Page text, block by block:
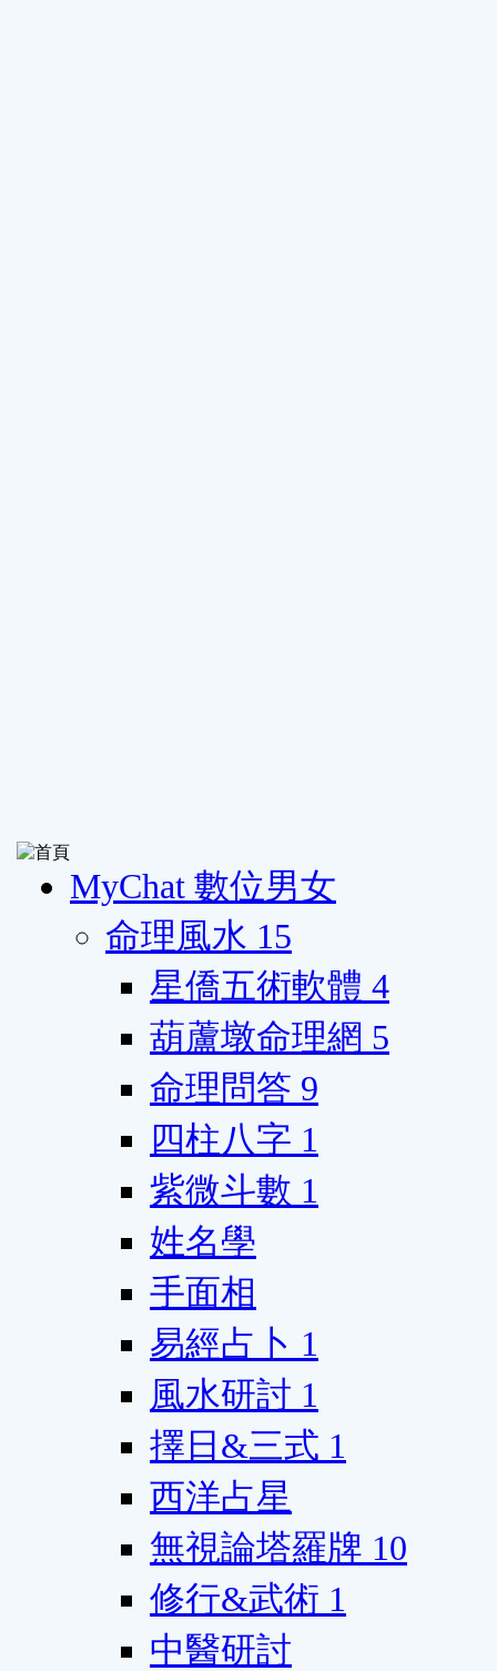
MyChat 數位男女
命理風水 15
星僑五術軟體 4
葫蘆墩命理網 5
命理問答 9
四柱八字 1
紫微斗數 1
姓名學
手面相
易經占卜 1
風水研討 1
擇日&三式 1
西洋占星
無視論塔羅牌 10
修行&武術 1
中醫研討